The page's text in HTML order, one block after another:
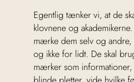
Egentlig tænker vi, at de
klovnene og
mærke dem selv og
og ikke for lidt. De skal
mærker som